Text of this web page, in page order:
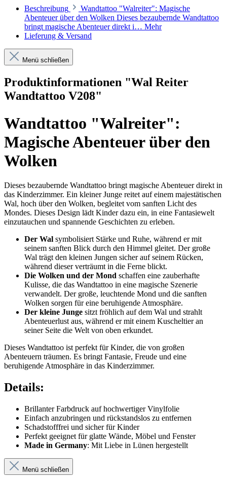
Beschreibung
Wandtattoo "Walreiter": Magische
Abenteuer über den Wolken Dieses bezaubernde Wandtattoo
bringt magische Abenteuer direkt i… Mehr
Lieferung & Versand
Menü schließen
Produktinformationen "Wal Reiter
Wandtattoo V208"
Wandtattoo "Walreiter":
Magische Abenteuer über den
Wolken
Dieses bezaubernde Wandtattoo bringt magische Abenteuer direkt in
das Kinderzimmer. Ein kleiner Junge reitet auf einem majestätischen
Wal, hoch über den Wolken, begleitet vom sanften Licht des
Mondes. Dieses Design lädt Kinder dazu ein, in eine Fantasiewelt
einzutauchen und spannende Geschichten zu erleben.
Der Wal symbolisiert Stärke und Ruhe, während er mit
seinem sanften Blick durch den Himmel gleitet. Der große
Wal trägt den kleinen Jungen sicher auf seinem Rücken,
während dieser verträumt in die Ferne blickt.
Die Wolken und der Mond schaffen eine zauberhafte
Kulisse, die das Wandtattoo in eine magische Szenerie
verwandelt. Der große, leuchtende Mond und die sanften
Wolken sorgen für eine beruhigende Atmosphäre.
Der kleine Junge sitzt fröhlich auf dem Wal und strahlt
Abenteuerlust aus, während er mit einem Kuscheltier an
seiner Seite die Welt von oben erkundet.
Dieses Wandtattoo ist perfekt für Kinder, die von großen
Abenteuern träumen. Es bringt Fantasie, Freude und eine
beruhigende Atmosphäre in das Kinderzimmer.
Details:
Brillanter Farbdruck auf hochwertiger Vinylfolie
Einfach anzubringen und rückstandslos zu entfernen
Schadstofffrei und sicher für Kinder
Perfekt geeignet für glatte Wände, Möbel und Fenster
Made in Germany: Mit Liebe in Lünen hergestellt
Menü schließen